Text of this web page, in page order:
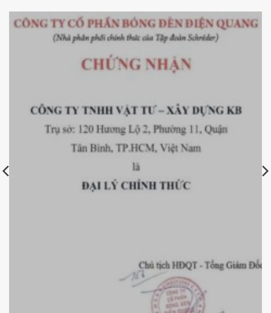
Chứng nhận đại lý chính thức bóng đèn Điện Quang của